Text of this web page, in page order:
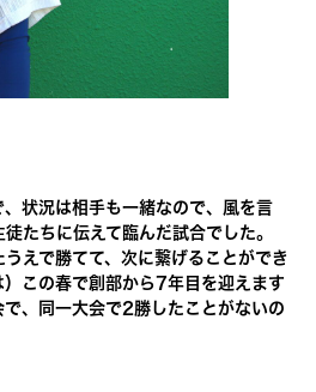
状況は相手も一緒なので、風を言
たちに伝えて臨んだ試合でした。
えで勝てて、次に繋げることができ
この春で創部から7年目を迎えます
、同一大会で2勝したことがないの